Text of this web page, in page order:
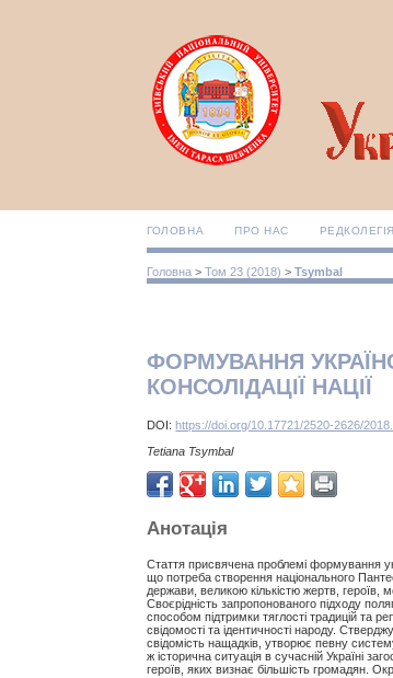
ГОЛОВНА ПРО НАС РЕДКОЛЕГІЯ
Головна >Том 23 (2018) >Tsymbal
ФОРМУВАННЯ
КОНСОЛІДАЦІЇ НАЦІЇ
DOI:https://doi.org/10.17721/2520-2626/
Tetiana Tsymbal
Анотація
Стаття присвячена проблемі формування
що потреба створення національного
держави, великою кількістю жертв, героїв,
Своєрідність запропонованого підходу
способом підтримки тяглості традицій та
свідомості та ідентичності народу.
свідомість нащадків, утворює певну
ж історична ситуація в сучасній Україні
героїв, яких визнає більшість громадян.